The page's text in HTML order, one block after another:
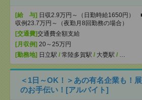
[給 与] 日収2.9万円～（日勤時給1650円）
収例23.7万円～（夜勤月8回勤務の場合）
[交通費]交通費全額支給
[月収例] 20～25万円
[勤務地] 日立駅 / 常陸多賀駅 / 大甕駅 / …
＜1日～OK！＞あの有名企業も！
のお手伝い！[アルバイト]